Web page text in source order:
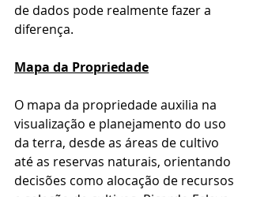
de dados pode realmente fazer a
diferença.
Mapa da Propriedade
O mapa da propriedade auxilia na
visualização e planejamento do uso
da terra, desde as áreas de cultivo
até as reservas naturais, orientando
decisões como alocação de recursos